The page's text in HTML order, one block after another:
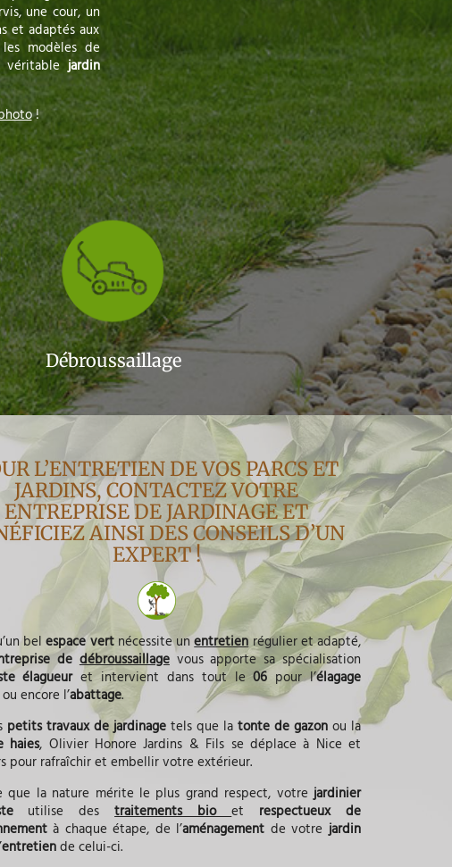
une cour, un
et adaptés aux
modèles de
véritablejardin
!
Débroussaillage
L’ENTRETIEN DE VOS PARCS ET
JARDINS, CONTACTEZ VOTRE
ENTREPRISE DE JARDINAGE ET
AINSI DES CONSEILS D’UN
EXPERT !
belespace vertnécessite unentretienrégulier et adapté,
dedébroussaillagevous apporte sa spécialisation
élagueuret intervient dans tout le06 pour l’élagage
encore l’abattage.
petits travaux de jardinagetels que la tonte de gazonou la
haies, Olivier Honore Jardins & Fils se déplace à Nice et
pour rafraîchir et embellir votre extérieur.
que la nature mérite le plus grand respect, votrejardinier
utilise destraitements bioet respectueux de
à chaque étape, de l’aménagement de votre jardin
entretiende celui-ci.